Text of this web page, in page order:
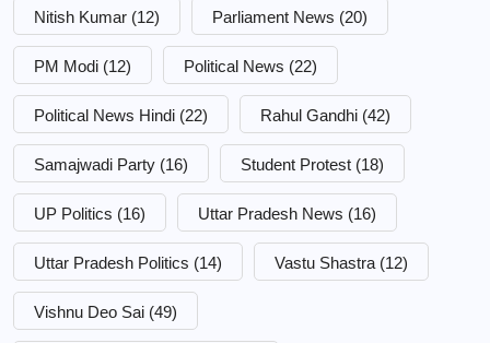
Nitish Kumar (12) Parliament News (20)
PM Modi (12) Political News (22)
Political News Hindi (22) Rahul Gandhi (42)
Samajwadi Party (16) Student Protest (18)
UP Politics (16) Uttar Pradesh News (16)
Uttar Pradesh Politics (14) Vastu Shastra (12)
Vishnu Deo Sai (49)